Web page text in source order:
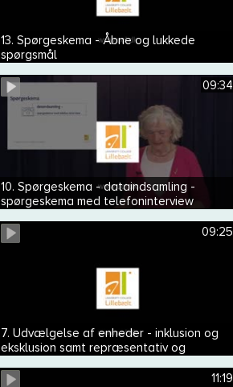
13. Spørgeskema - Åbne og lukkede
spørgsmål
09:34
10. Spørgeskema - dataindsamling -
spørgeskema med telefoninterview
09:25
7. Udvælgelse af enheder - inklusion og
eksklusion samt repræsentativ og
11:19